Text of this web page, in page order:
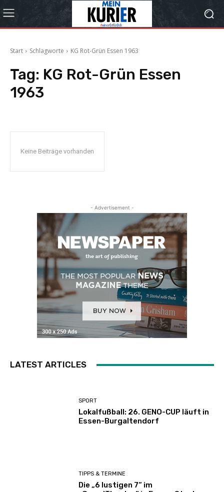
Start Schlagworte KG Rot-Grün Essen 1963
Tag: KG Rot-Grün Essen
1963
Keine Beiträge vorhanden
- Advertisement -
LATEST ARTICLES
SPORT
Lokalfußball: 26. GENO-CUP läuft in
Essen-Burgaltendorf
TIPPS & TERMINE
Die „6 lustigen 7“ im